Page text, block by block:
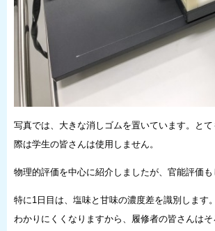
写真では、大きな消しゴムを置いています。と
際は学生の皆さんは使用しません。
物理的評価を中心に紹介しましたが、官能評価も
特に1日目は、塩味と甘味の濃度差を識別します
わかりにくくなりますから、履修者の皆さんは